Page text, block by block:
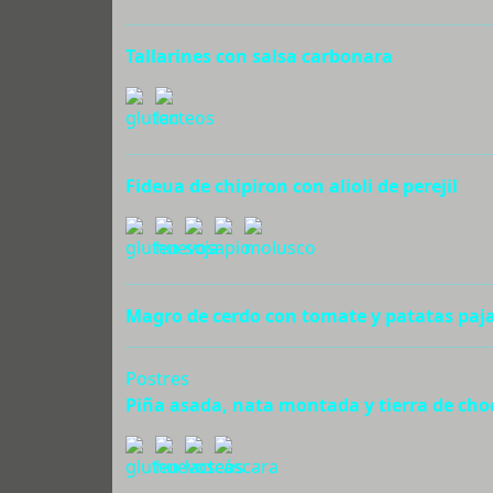
Tallarines con salsa carbonara
Fideua de chipiron con alioli de perejil
Magro de cerdo con tomate y patatas
Postres
Piña asada, nata montada y tierra de